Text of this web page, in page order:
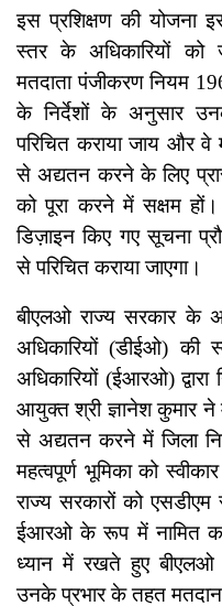
इस प्रशिक्षण की योजना
स्तर के अधिकारियों को
मतदाता पंजीकरण नियम
के निर्देशों के अनुसार
परिचित कराया जाय और
से अद्यतन करने के लिए
को पूरा करने में सक्षम
डिज़ाइन किए गए सूचना
से परिचित कराया जाएगा।
बीएलओ राज्य सरकार के
अधिकारियों (डीईओ) की
अधिकारियों (ईआरओ)
आयुक्त श्री ज्ञानेश कुमार ने
से अद्यतन करने में जिला
महत्वपूर्ण भूमिका को
राज्य सरकारों को
ईआरओ के रूप में नामित
ध्यान में रखते हुए बीएलओ
उनके प्रभार के तहत मतदान